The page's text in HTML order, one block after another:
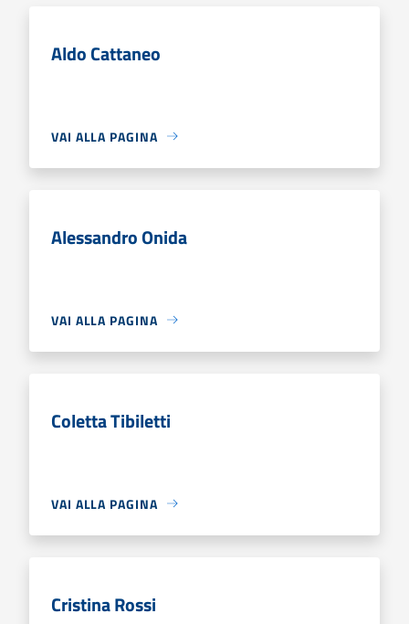
Aldo Cattaneo
VAI ALLA PAGINA
Alessandro Onida
VAI ALLA PAGINA
Coletta Tibiletti
VAI ALLA PAGINA
Cristina Rossi